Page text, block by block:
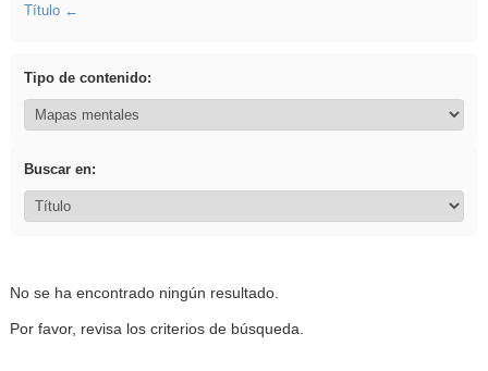
Título
Tipo de contenido:
Buscar en:
No se ha encontrado ningún resultado.
Por favor, revisa los criterios de búsqueda.